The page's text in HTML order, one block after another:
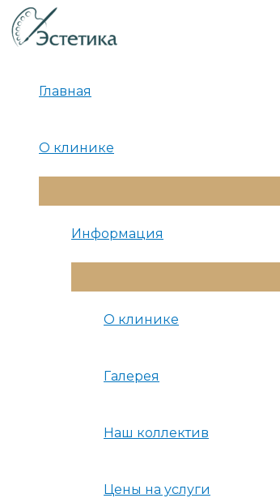
Перейти
к
содержимому
Главная
О клинике
Меню
Информация
Меню
О клинике
Галерея
Наш коллектив
Цены на услуги